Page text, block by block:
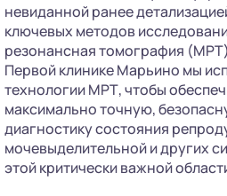
невиданной ранее
ключевых методов
резонансная томография
Первой клинике Марьино мы
технологии МРТ, чтобы
максимально точную,
диагностику состояния
мочевыделительной и других
этой критически важной